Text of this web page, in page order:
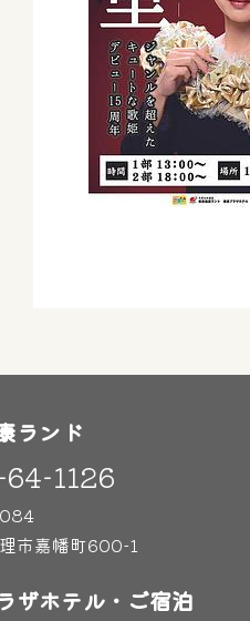
ランド
1126
市嘉幡町600-1
ザホテル・ご宿泊